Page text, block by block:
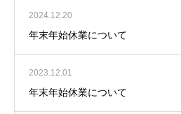
2024.12.20
年末年始休業について
2023.12.01
年末年始休業について